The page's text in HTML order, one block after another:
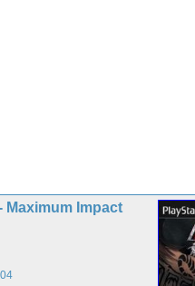
Maximum Impact